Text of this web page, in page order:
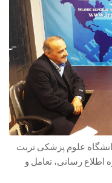
علوم پزشکی تربت
رسانی، تعامل و